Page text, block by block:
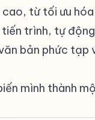
cao, từ tối ưu
tiến trình, tự
bản phức tạp
mình thành